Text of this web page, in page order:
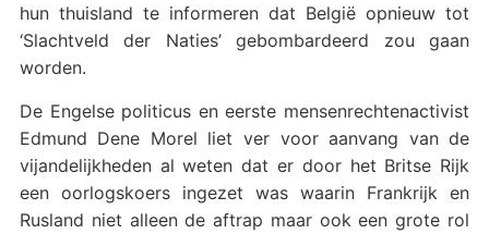
hun thuisland te informeren dat België opnieuw tot
‘Slachtveld der Naties’ gebombardeerd zou gaan
worden.
De Engelse politicus en eerste mensenrechtenactivist
Edmund Dene Morel liet ver voor aanvang van de
vijandelijkheden al weten dat er door het Britse Rijk
een oorlogskoers ingezet was waarin Frankrijk en
Rusland niet alleen de aftrap maar ook een grote rol